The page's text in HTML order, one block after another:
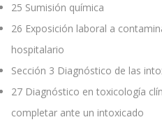
25 Sumisión química
26 Exposición laboral a
hospitalario
Sección 3 Diagnóstico de las
27 Diagnóstico en toxicología
completar ante un intoxicado